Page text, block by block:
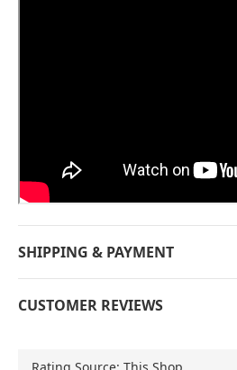
SHIPPING & PAYMENT
CUSTOMER REVIEWS